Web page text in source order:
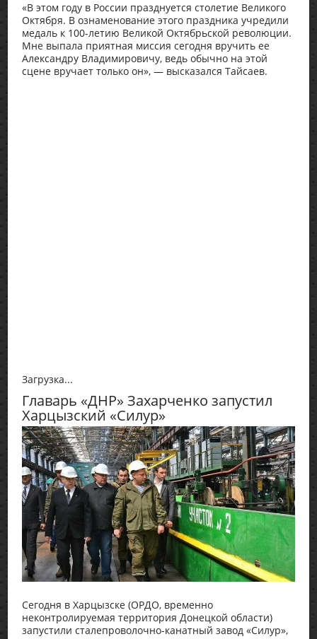
«В этом году в России празднуется столетие Великого
Октября. В ознаменование этого праздника учредили
медаль к 100-летию Великой Октябрьской революции.
Мне выпала приятная миссия сегодня вручить ее
Александру Владимировичу, ведь обычно на этой
сцене вручает только он», — высказался Тайсаев.
Загрузка...
Главарь «ДНР» Захарченко запустил
Харцызский «Силур»
Сегодня в Харцызске (ОРДО, временно
неконтролируемая территория Донецкой области)
запустили сталепроволочно-канатный завод «Силур»,